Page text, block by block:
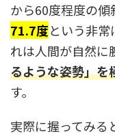
から60度程度の
71.7度という非
れは人間が自然に
るような姿勢」を
す。
実際に握ってみる